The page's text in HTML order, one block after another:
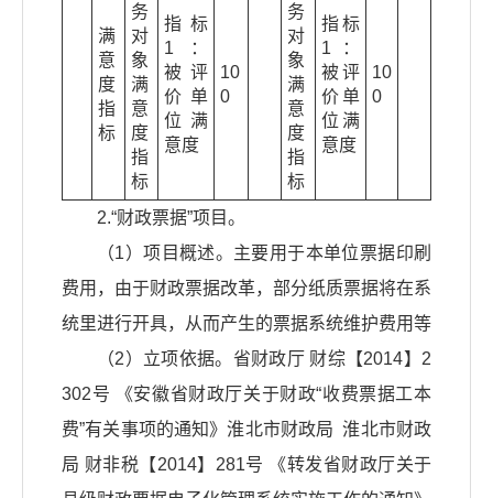
满
意
度
指
标
务
对
象
满
意
度
指
标
指标
1：
被评
价单
位满
意度
10
0
务
对
象
满
意
度
指
标
指标
1：
被评
价单
位满
意度
10
0
2.“财政票据”项目。
（1）项目概述。主要用于本单位票据印刷
费用，由于财政票据改革，部分纸质票据将在系
统里进行开具，从而产生的票据系统维护费用等
（2）立项依据。省财政厅 财综【2014】2
302号 《安徽省财政厅关于财政“收费票据工本
费”有关事项的通知》淮北市财政局 淮北市财政
局 财非税【2014】281号 《转发省财政厅关于